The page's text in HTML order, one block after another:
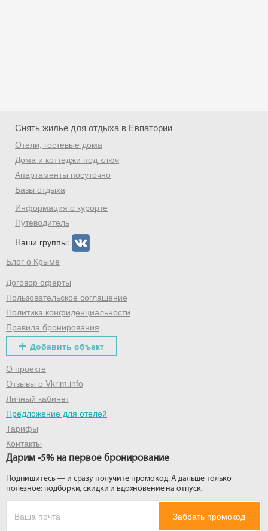
Снять жилье для отдыха в Евпатории
Отели, гостевые дома
Дома и коттеджи под ключ
Апартаменты посуточно
Базы отдыха
Информация о курорте
Путеводитель
Наши группы:
Блог о Крыме
Договор оферты
Пользовательское соглашение
Политика конфиденциальности
Правила бронирования
Добавить объект
О проекте
Отзывы о Vkrim.info
Личный кабинет
Предложение для отелей
Тарифы
Контакты
Дарим -5% на первое бронирование
Подпишитесь — и сразу получите промокод. А дальше только
полезное: подборки, скидки и вдохновение на отпуск.
Забрать промокод
Скидка −5%
Хочешь дешевле? Оставь почту и получи
промокод на первое бронирование!